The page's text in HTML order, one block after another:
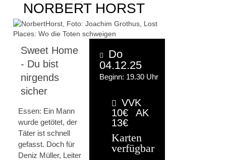
NORBERT HORST
Sweet Home
- Du bist
nirgends
sicher
Essen: Ein Mann
wurde getötet, der
Täter ist schnell
gefasst. Doch für
Deniz Müller, Leiter
Do
04.12.25
Beginn: 19.30 Uhr
VVK
10€
AK
13€
Karten
verfügbar